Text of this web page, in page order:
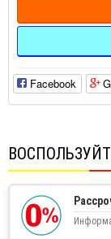
Facebook